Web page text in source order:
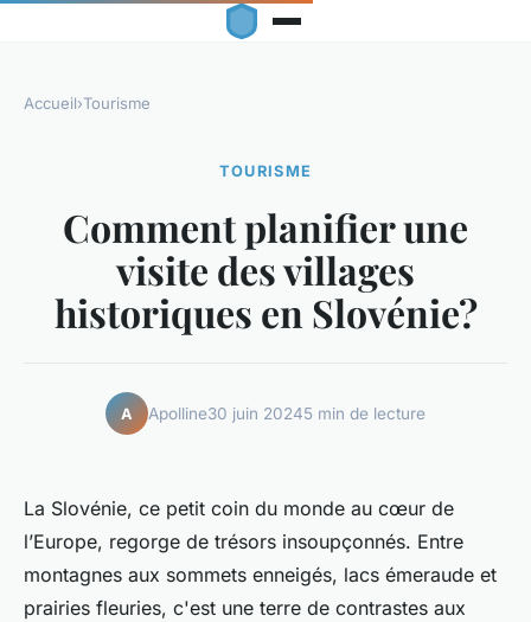
Accueil›Tourisme
TOURISME
Comment planifier une
visite des villages
historiques en Slovénie?
A Apolline30 juin 20245 min de lecture
La Slovénie, ce petit coin du monde au cœur de
l’Europe, regorge de trésors insoupçonnés. Entre
montagnes aux sommets enneigés, lacs émeraude et
prairies fleuries, c'est une terre de contrastes aux